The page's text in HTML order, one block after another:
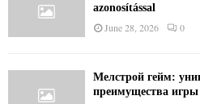
azonosítással
June 28, 2026 0
Мелстрой гейм:
преимущества